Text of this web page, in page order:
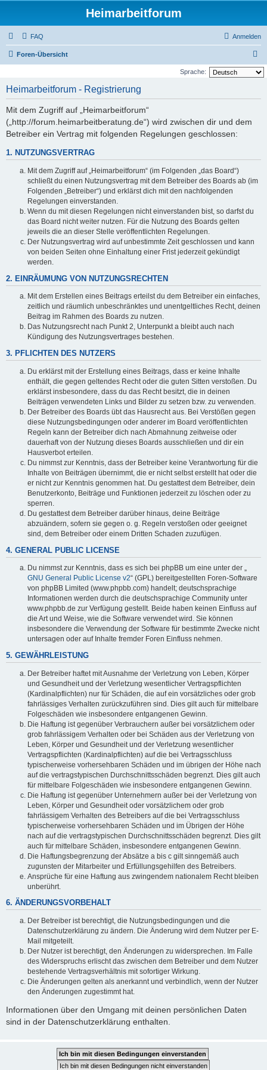
Heimarbeitforum
FAQ Anmelden
Foren-Übersicht
u
Sprache:
Heimarbeitforum - Registrierung
Mit dem Zugriff auf „Heimarbeitforum“
(„http://forum.heimarbeitberatung.de“) wird zwischen dir und dem
Betreiber ein Vertrag mit folgenden Regelungen geschlossen:
1. NUTZUNGSVERTRAG
Mit dem Zugriff auf „Heimarbeitforum“ (im Folgenden „das Board“)
schließt du einen Nutzungsvertrag mit dem Betreiber des Boards ab (im
Folgenden „Betreiber“) und erklärst dich mit den nachfolgenden
Regelungen einverstanden.
Wenn du mit diesen Regelungen nicht einverstanden bist, so darfst du
das Board nicht weiter nutzen. Für die Nutzung des Boards gelten
jeweils die an dieser Stelle veröffentlichten Regelungen.
Der Nutzungsvertrag wird auf unbestimmte Zeit geschlossen und kann
von beiden Seiten ohne Einhaltung einer Frist jederzeit gekündigt
werden.
2. EINRÄUMUNG VON NUTZUNGSRECHTEN
Mit dem Erstellen eines Beitrags erteilst du dem Betreiber ein einfaches,
zeitlich und räumlich unbeschränktes und unentgeltliches Recht, deinen
Beitrag im Rahmen des Boards zu nutzen.
Das Nutzungsrecht nach Punkt 2, Unterpunkt a bleibt auch nach
Kündigung des Nutzungsvertrages bestehen.
3. PFLICHTEN DES NUTZERS
Du erklärst mit der Erstellung eines Beitrags, dass er keine Inhalte
enthält, die gegen geltendes Recht oder die guten Sitten verstoßen. Du
erklärst insbesondere, dass du das Recht besitzt, die in deinen
Beiträgen verwendeten Links und Bilder zu setzen bzw. zu verwenden.
Der Betreiber des Boards übt das Hausrecht aus. Bei Verstößen gegen
diese Nutzungsbedingungen oder anderer im Board veröffentlichten
Regeln kann der Betreiber dich nach Abmahnung zeitweise oder
dauerhaft von der Nutzung dieses Boards ausschließen und dir ein
Hausverbot erteilen.
Du nimmst zur Kenntnis, dass der Betreiber keine Verantwortung für die
Inhalte von Beiträgen übernimmt, die er nicht selbst erstellt hat oder die
er nicht zur Kenntnis genommen hat. Du gestattest dem Betreiber, dein
Benutzerkonto, Beiträge und Funktionen jederzeit zu löschen oder zu
sperren.
Du gestattest dem Betreiber darüber hinaus, deine Beiträge
abzuändern, sofern sie gegen o. g. Regeln verstoßen oder geeignet
sind, dem Betreiber oder einem Dritten Schaden zuzufügen.
4. GENERAL PUBLIC LICENSE
Du nimmst zur Kenntnis, dass es sich bei phpBB um eine unter der „
GNU General Public License v2“ (GPL) bereitgestellten Foren-Software
von phpBB Limited (www.phpbb.com) handelt; deutschsprachige
Informationen werden durch die deutschsprachige Community unter
www.phpbb.de zur Verfügung gestellt. Beide haben keinen Einfluss auf
die Art und Weise, wie die Software verwendet wird. Sie können
insbesondere die Verwendung der Software für bestimmte Zwecke nicht
untersagen oder auf Inhalte fremder Foren Einfluss nehmen.
5. GEWÄHRLEISTUNG
Der Betreiber haftet mit Ausnahme der Verletzung von Leben, Körper
und Gesundheit und der Verletzung wesentlicher Vertragspflichten
(Kardinalpflichten) nur für Schäden, die auf ein vorsätzliches oder grob
fahrlässiges Verhalten zurückzuführen sind. Dies gilt auch für mittelbare
Folgeschäden wie insbesondere entgangenen Gewinn.
Die Haftung ist gegenüber Verbrauchern außer bei vorsätzlichem oder
grob fahrlässigem Verhalten oder bei Schäden aus der Verletzung von
Leben, Körper und Gesundheit und der Verletzung wesentlicher
Vertragspflichten (Kardinalpflichten) auf die bei Vertragsschluss
typischerweise vorhersehbaren Schäden und im übrigen der Höhe nach
auf die vertragstypischen Durchschnittsschäden begrenzt. Dies gilt auch
für mittelbare Folgeschäden wie insbesondere entgangenen Gewinn.
Die Haftung ist gegenüber Unternehmern außer bei der Verletzung von
Leben, Körper und Gesundheit oder vorsätzlichem oder grob
fahrlässigem Verhalten des Betreibers auf die bei Vertragsschluss
typischerweise vorhersehbaren Schäden und im Übrigen der Höhe
nach auf die vertragstypischen Durchschnittsschäden begrenzt. Dies gilt
auch für mittelbare Schäden, insbesondere entgangenen Gewinn.
Die Haftungsbegrenzung der Absätze a bis c gilt sinngemäß auch
zugunsten der Mitarbeiter und Erfüllungsgehilfen des Betreibers.
Ansprüche für eine Haftung aus zwingendem nationalem Recht bleiben
unberührt.
6. ÄNDERUNGSVORBEHALT
Der Betreiber ist berechtigt, die Nutzungsbedingungen und die
Datenschutzerklärung zu ändern. Die Änderung wird dem Nutzer per E-
Mail mitgeteilt.
Der Nutzer ist berechtigt, den Änderungen zu widersprechen. Im Falle
des Widerspruchs erlischt das zwischen dem Betreiber und dem Nutzer
bestehende Vertragsverhältnis mit sofortiger Wirkung.
Die Änderungen gelten als anerkannt und verbindlich, wenn der Nutzer
den Änderungen zugestimmt hat.
Informationen über den Umgang mit deinen persönlichen Daten
sind in der Datenschutzerklärung enthalten.